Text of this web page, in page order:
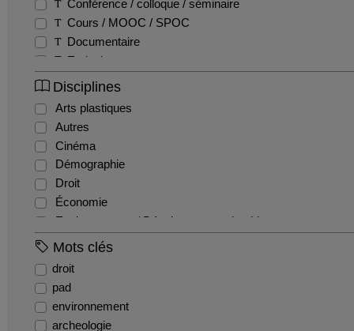
Conférence / colloque / séminaire
Cours / MOOC / SPOC
Documentaire
Emission
Entretien / Témoignage / Retour d'expérience
Fiction
Film pédagogique
Reportage
Disciplines
Arts plastiques
Autres
Cinéma
Démographie
Droit
Économie
Environnement / Développement durable
EPS
Histoire
Mots clés
droit
pad
environnement
archeologie